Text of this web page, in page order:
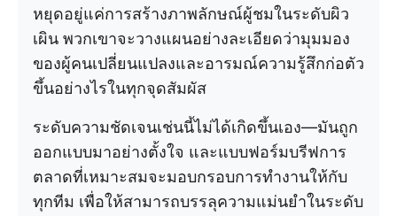
หยุดอยู่แค่การสร้างภาพลักษณ์ผู้ชมในระดับผิว
เผิน พวกเขาจะวางแผนอย่างละเอียดว่ามุมมอง
ของผู้คนเปลี่ยนแปลงและอารมณ์ความรู้สึกก่อตัว
ขึ้นอย่างไรในทุกจุดสัมผัส
ระดับความชัดเจนเช่นนี้ไม่ได้เกิดขึ้นเอง—มันถูก
ออกแบบมาอย่างตั้งใจ และแบบฟอร์มบรีฟการ
ตลาดที่เหมาะสมจะมอบกรอบการทำงานให้กับ
ทุกทีม เพื่อให้สามารถบรรลุความแม่นยำในระดับ